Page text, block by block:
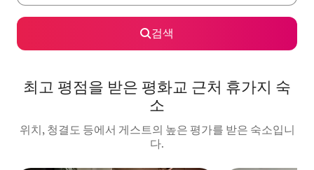
검색
최고 평점을 받은 평화교 근처 휴가지 숙
소
위치, 청결도 등에서 게스트의 높은 평가를 받은 숙소입니
다.